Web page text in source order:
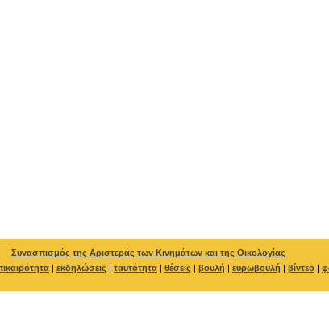
Συνασπισμός της Αριστεράς των Κινημάτων και της Οικολογίας
| εκδηλώσεις | ταυτότητα | θέσεις | βουλή | ευρωβουλή | βίντεο |